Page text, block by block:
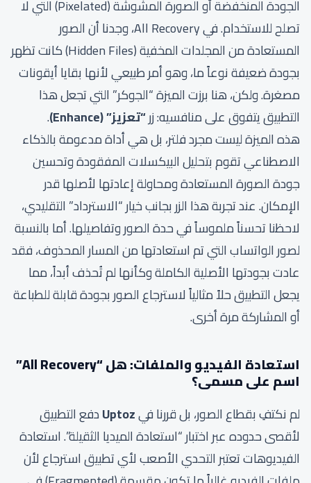
الجودة المنخفضة أو الصورة المشوشة (Pixelated) التي لا
تصلح للاستخدام. في All Recovery، وجدنا أن الصور
المستعادة من المجلدات المخفية (Hidden Files) كانت تظهر
بجودة ضعيفة نوعاً ما، وهو أمر طبيعي لأنها بقايا أيقونات
مصغرة. ولكن، هنا برزت الميزة “الجوكر” التي تجعل هذا
التطبيق يتفوق على منافسيه: زر“تعزيز” (Enhance)
.
هذه الميزة ليست مجرد فلتر، بل هي أداة مدعومة بالذكاء
الاصطناعي تقوم بتحليل البيكسلات المفقودة وتحسين
جودة الصورة المستعادة ومحاولة إعادتها لأصلها قدر
الإمكان. عند تجربة هذا الزر بجانب خيار “الاسترداد” التقليدي،
لاحظنا تحسناً ملموساً في حدة الصور وتفاصيلها. أما بالنسبة
لصور الواتساب التي تم استعادتها من المسار المحذوف، فقد
عادت بجودتها الأصلية الكاملة وكأنها لم تُحذف أبداً، مما
يجعل التطبيق حلاً مثالياً لاسترجاع الصور بجودة قابلة للطباعة
أو المشاركة مرة أخرى.
استعادة الفيديو والملفات: هل “All Recovery”
اسم على مسمى؟
لم نكتفِ بقطاع الصور، بل قررنا فيUptozدفع التطبيق
لأقصى حدوده عبر اختبار “استعادة الميديا الثقيلة”. استعادة
الفيديوهات تعتبر التحدي الأصعب لأي تطبيق استرجاع لأن